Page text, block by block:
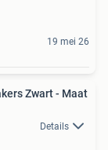
19 mei 26
Zwart - Maat
Details